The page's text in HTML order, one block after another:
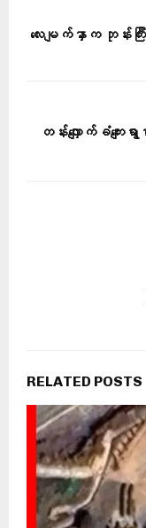
လေးမျက်နှာက ဘုန်းက
တန်းလျှောက်ခံက
RELATED POSTS